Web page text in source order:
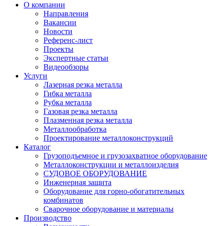
О компании
Направления
Вакансии
Новости
Референс-лист
Проекты
Экспертные статьи
Видеообзоры
Услуги
Лазерная резка металла
Гибка металла
Рубка металла
Газовая резка металла
Плазменная резка металла
Металлообработка
Проектирование металлоконструкций
Каталог
Грузоподъемное и грузозахватное оборудование
Металлоконструкции и металлоизделия
СУДОВОЕ ОБОРУДОВАНИЕ
Инженерная защита
Оборудование для горно-обогатительных
комбинатов
Сварочное оборудование и материалы
Производство